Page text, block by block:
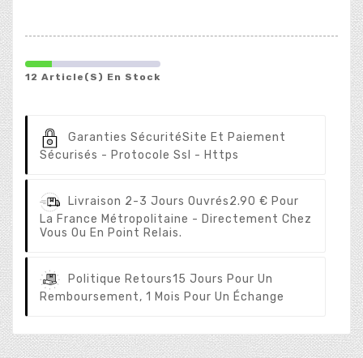
12 Article(s) En Stock
Garanties SécuritéSite Et Paiement
Sécurisés - Protocole Ssl - Https
Livraison 2-3 Jours Ouvrés2.90 € Pour
La France Métropolitaine - Directement Chez
Vous Ou En Point Relais.
Politique Retours15 Jours Pour Un
Remboursement, 1 Mois Pour Un Échange